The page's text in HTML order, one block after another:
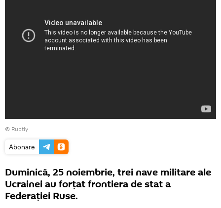
© Ruptly
Abonare
Duminică, 25 noiembrie, trei nave militare ale
Ucrainei au forțat frontiera de stat a
Federației Ruse.